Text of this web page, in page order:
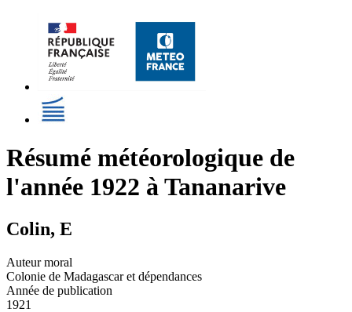
Résumé météorologique de
l'année 1922 à Tananarive
Colin, E
Auteur moral
Colonie de Madagascar et dépendances
Année de publication
1921